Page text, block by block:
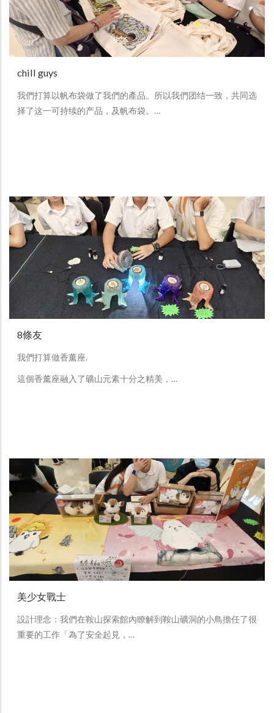
chill guys
我們打算以帆布袋做了我們的產品。所以我們团结一致，共同选
择了这一可持续的产品，及帆布袋。…
8條友
我們打算做香薰座.
這個香薰座融入了礦山元素十分之精美，…
美少女戰士
設計理念：我們在鞍山探索館內瞭解到鞍山礦洞的小鳥擔任了很
重要的工作「為了安全起見，…